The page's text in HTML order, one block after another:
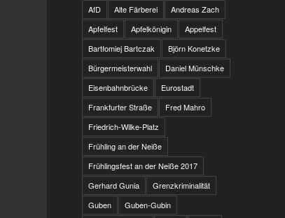
AfD
Alte Färberei
Andreas Zach
Apfelfest
Apfelkönigin
Appelfest
Bartłomiej Bartczak
Björn Konetzke
Bürgermeisterwahl
Daniel Münschke
Eisenbahnbrücke
Eurostadt
Frankfurter Straße
Fred Mahro
Friedrich-Wilke-Platz
Frühling an der Neiße
Frühlingsfest an der Neiße 2017
Gerhard Gunia
Grenzkriminalität
Guben
Guben-Gubin